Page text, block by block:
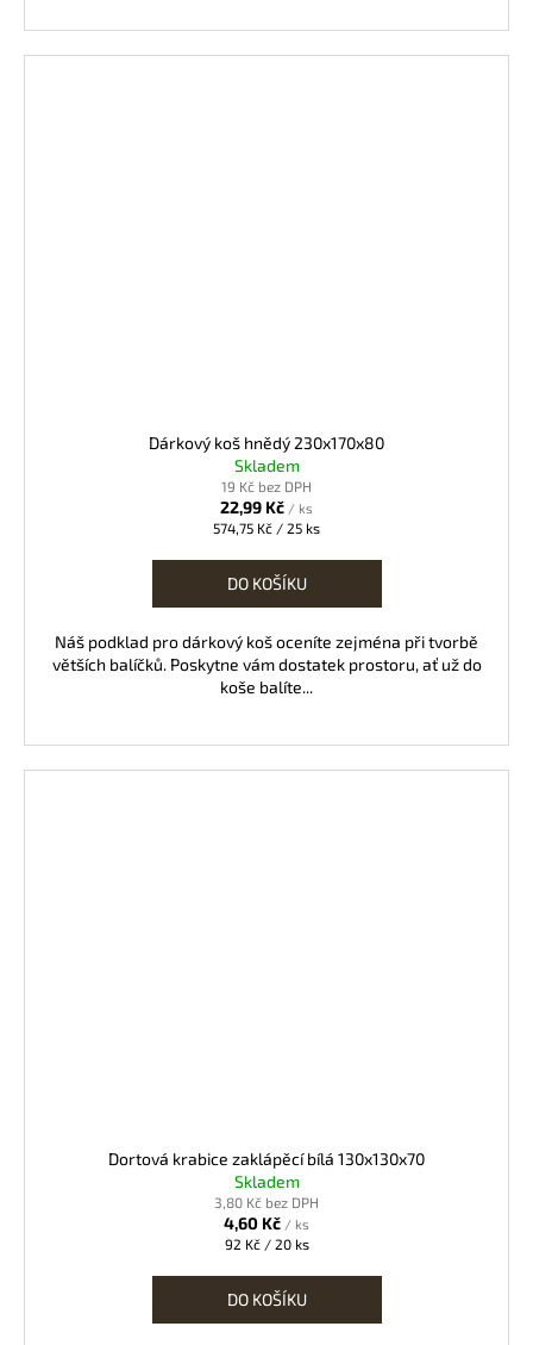
Dárkový koš hnědý 230x170x80
Skladem
19 Kč bez DPH
22,99 Kč / ks
Měrná
574,75 Kč / 25 ks
DO KOŠÍKU
Náš podklad pro dárkový koš oceníte zejména při tvorbě
větších balíčků. Poskytne vám dostatek prostoru, ať už do
koše balíte...
Dortová krabice zaklápěcí bílá 130x130x70
Skladem
3,80 Kč bez DPH
4,60 Kč / ks
Měrná
92 Kč / 20 ks
DO KOŠÍKU